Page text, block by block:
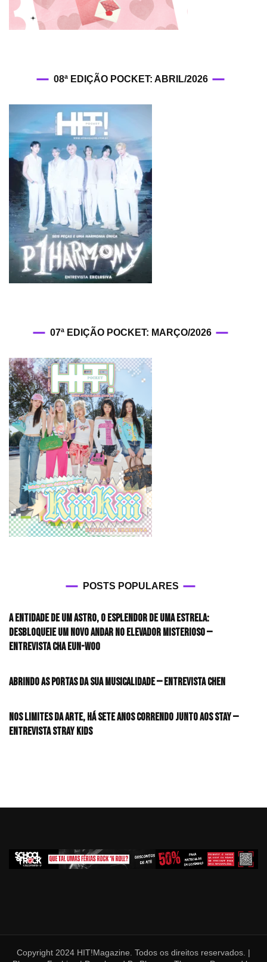
08ª EDIÇÃO POCKET: ABRIL/2026
07ª EDIÇÃO POCKET: MARÇO/2026
POSTS POPULARES
A entidade de um astro, o esplendor de uma estrela:
desbloqueie um novo andar no elevador misterioso —
Entrevista CHA EUN-WOO
Abrindo as portas da sua musicalidade — Entrevista CHEN
Nos limites da arte, há sete anos correndo junto aos STAY —
Entrevista Stray Kids
Copyright 2024 HIT!Magazine. Todos os direitos reservados. |